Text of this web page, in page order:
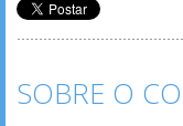
SOBRE O